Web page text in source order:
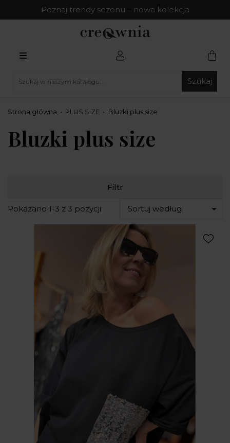
Poznaj trendy sezonu – nowa kolekcja
Szukaj
Strona główna PLUS SIZE Bluzki plus size
Bluzki plus size
Filtr
Pokazano 1-3 z 3 pozycji Sortuj według